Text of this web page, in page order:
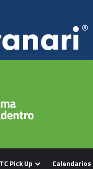
TC Pick Up Calendarios